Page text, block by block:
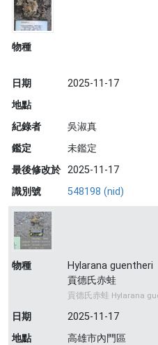
物種
日期
2025-11-17
地點
紀錄者
吳淑真
鑑定
未鑑定
最後修改於 2025-11-17
識別號
548198 (nid)
物種
Hylarana guentheri
貢德氏赤蛙
貢德氏赤蛙 Hylarana
日期
2025-11-17
地點
高雄市內門區